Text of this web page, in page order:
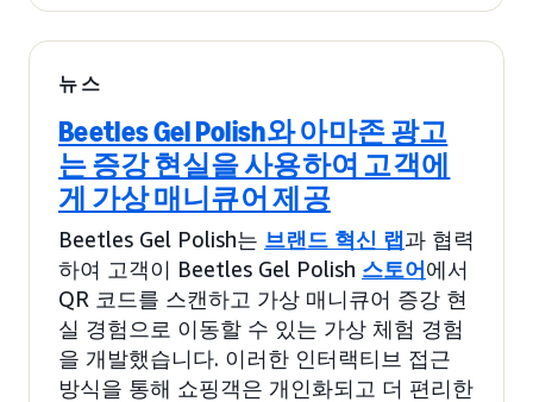
뉴스
Beetles Gel Polish와 아마존 광고
는 증강 현실을 사용하여 고객에
게 가상 매니큐어 제공
Beetles Gel Polish는 브랜드 혁신 랩과 협력
하여 고객이 Beetles Gel Polish 스토어에서
QR 코드를 스캔하고 가상 매니큐어 증강 현
실 경험으로 이동할 수 있는 가상 체험 경험
을 개발했습니다. 이러한 인터랙티브 접근
방식을 통해 쇼핑객은 개인화되고 더 편리한